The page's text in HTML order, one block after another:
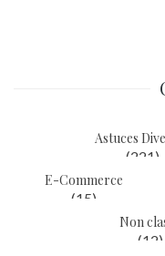
Astuces
(221)
E-Commerce
(15)
Non
(12)